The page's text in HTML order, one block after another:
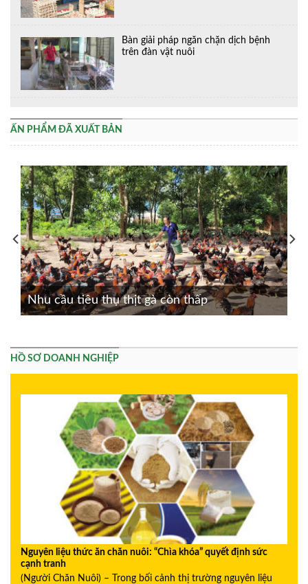
Bàn giải pháp ngăn chặn dịch bệnh
trên đàn vật nuôi
ẤN PHẨM ĐÃ XUẤT BẢN
Nhu cầu tiêu thụ thịt gà còn thấp
HỒ SƠ DOANH NGHIỆP
Nguyên liệu thức ăn chăn nuôi: “Chìa khóa” quyết định sức
cạnh tranh
(Người Chăn Nuôi) – Trong bối cảnh thị trường nguyên liệu